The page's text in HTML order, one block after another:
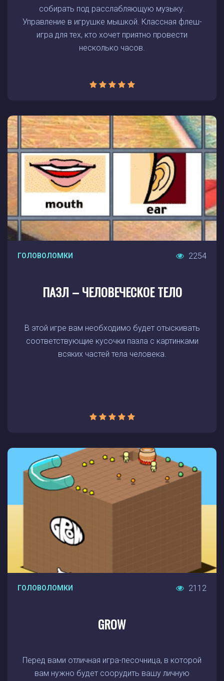
собирать под расслабляющую музыку.
Управление в игрушке мышкой. Классная флеш-
игра для тех, кто хочет приятно провести
несколько часов.
ГОЛОВОЛОМКИ 2254
ПАЗЛ – ЧЕЛОВЕЧЕСКОЕ ТЕЛО
В этой игре вам необходимо будет отыскивать
соответствующие кусочки пазла с картинками
всяких частей тела человека.
ГОЛОВОЛОМКИ 2112
GROW
Перед вами отличная игра-песочница, в которой
вам нужно будет соорудить вашу личную